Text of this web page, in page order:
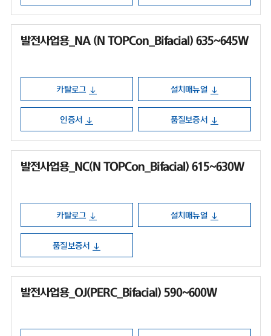
발전사업용_NA (N TOPCon_Bifacial) 635~645W
카탈로그 설치매뉴얼
인증서 품질보증서
발전사업용_NC(N TOPCon_Bifacial) 615~630W
카탈로그 설치매뉴얼
품질보증서
발전사업용_OJ(PERC_Bifacial) 590~600W